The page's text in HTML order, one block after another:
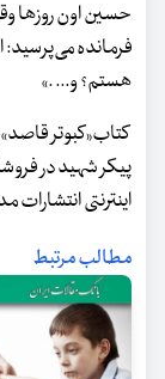
حسین اون روزها
فرمانده
هستم؟ و... .»
پیکر شهید در
اینترنتی
مطالب مرتبط